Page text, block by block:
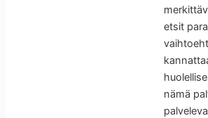
etsit
nämä